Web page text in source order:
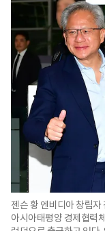
젠슨 황 엔비디아 창립
아시아태평양 경제협력